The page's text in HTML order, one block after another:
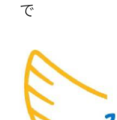
で